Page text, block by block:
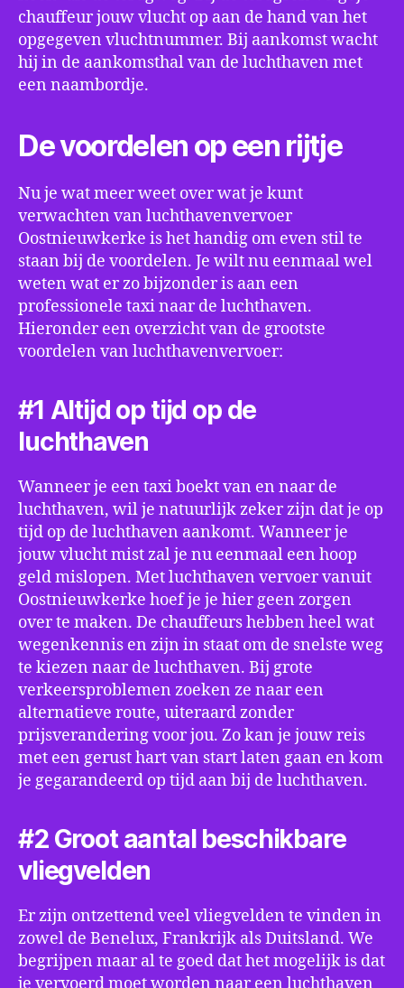
chauffeur jouw vlucht op aan de hand van het
opgegeven vluchtnummer. Bij aankomst wacht
hij in de aankomsthal van de luchthaven met
een naambordje.
De voordelen op een rijtje
Nu je wat meer weet over wat je kunt
verwachten van luchthavenvervoer
Oostnieuwkerke is het handig om even stil te
staan bij de voordelen. Je wilt nu eenmaal wel
weten wat er zo bijzonder is aan een
professionele taxi naar de luchthaven.
Hieronder een overzicht van de grootste
voordelen van luchthavenvervoer:
#1 Altijd op tijd op de
luchthaven
Wanneer je een taxi boekt van en naar de
luchthaven, wil je natuurlijk zeker zijn dat je op
tijd op de luchthaven aankomt. Wanneer je
jouw vlucht mist zal je nu eenmaal een hoop
geld mislopen. Met luchthaven vervoer vanuit
Oostnieuwkerke hoef je je hier geen zorgen
over te maken. De chauffeurs hebben heel wat
wegenkennis en zijn in staat om de snelste weg
te kiezen naar de luchthaven. Bij grote
verkeersproblemen zoeken ze naar een
alternatieve route, uiteraard zonder
prijsverandering voor jou. Zo kan je jouw reis
met een gerust hart van start laten gaan en kom
je gegarandeerd op tijd aan bij de luchthaven.
#2 Groot aantal beschikbare
vliegvelden
Er zijn ontzettend veel vliegvelden te vinden in
zowel de Benelux, Frankrijk als Duitsland. We
begrijpen maar al te goed dat het mogelijk is dat